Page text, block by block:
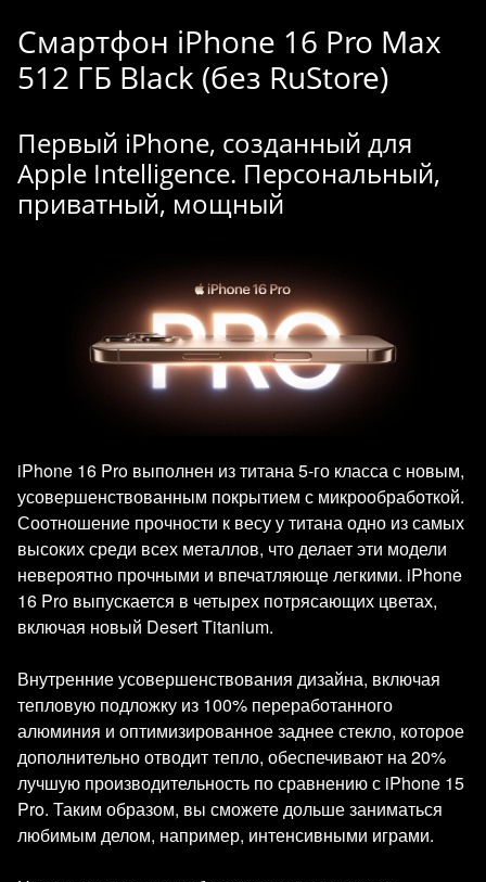
Смартфон iPhone 16 Pro Max
512 ГБ Black (без RuStore)
Первый iPhone, созданный для
Apple Intelligence. Персональный,
приватный, мощный
iPhone 16 Pro выполнен из титана 5-го класса с новым,
усовершенствованным покрытием с микрообработкой.
Соотношение прочности к весу у титана одно из самых
высоких среди всех металлов, что делает эти модели
невероятно прочными и впечатляюще легкими. iPhone
16 Pro выпускается в четырех потрясающих цветах,
включая новый Desert Titanium.
Внутренние усовершенствования дизайна, включая
тепловую подложку из 100% переработанного
алюминия и оптимизированное заднее стекло, которое
дополнительно отводит тепло, обеспечивают на 20%
лучшую производительность по сравнению с iPhone 15
Pro. Таким образом, вы сможете дольше заниматься
любимым делом, например, интенсивными играми.